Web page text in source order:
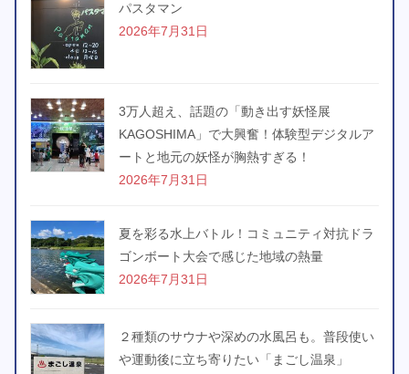
パスタマン
2026年7月31日
3万人超え、話題の「動き出す妖怪展
KAGOSHIMA」で大興奮！体験型デジタルア
ートと地元の妖怪が胸熱すぎる！
2026年7月31日
夏を彩る水上バトル！コミュニティ対抗ドラ
ゴンボート大会で感じた地域の熱量
2026年7月31日
２種類のサウナや深めの水風呂も。普段使い
や運動後に立ち寄りたい「まごし温泉」